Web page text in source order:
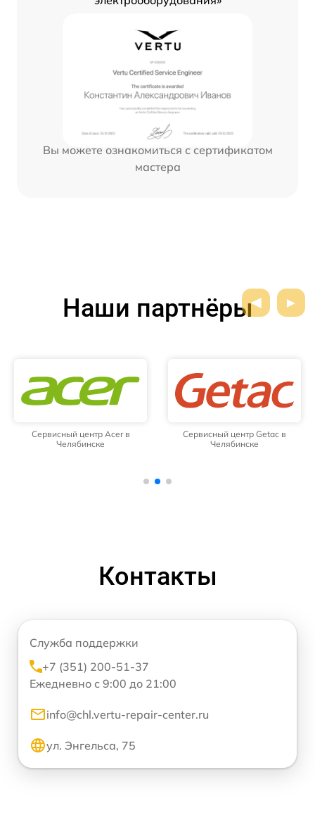
Вы можете ознакомиться с сертификатом
мастера
Наши партнёры
Сервисный центр Acer в
Челябинске
Сервисный центр Getac в
Челябинске
Контакты
Служба поддержки
+7 (351) 200-51-37
Ежедневно с 9:00 до 21:00
info@chl.vertu-repair-center.ru
ул. Энгельса, 75